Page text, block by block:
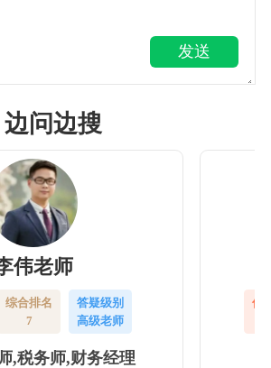
发送
问边搜
伟老师
综合排名
7
答疑级别
高级老师
,税务师,财务经理
信